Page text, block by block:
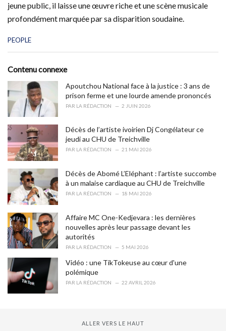
jeune public, il laisse une œuvre riche et une scène musicale
profondément marquée par sa disparition soudaine.
C
e
r
e
:
PEOPLE
Contenu connexe
Apoutchou National face à la justice : 3 ans de
prison ferme et une lourde amende prononcés
PAR LA RÉDACTION 2 JUIN 2026
Décès de l’artiste ivoirien Dj Congélateur ce
jeudi au CHU de Treichville
PAR LA RÉDACTION 21 MAI 2026
Décès de Abomé L’Eléphant : l’artiste succombe
à un malaise cardiaque au CHU de Treichville
PAR LA RÉDACTION 18 MAI 2026
Affaire MC One-Kedjevara : les dernières
nouvelles après leur passage devant les
autorités
PAR LA RÉDACTION 5 MAI 2026
Vidéo : une TikTokeuse au cœur d'une
polémique
PAR LA RÉDACTION 22 AVRIL 2026
ALLER VERS LE HAUT